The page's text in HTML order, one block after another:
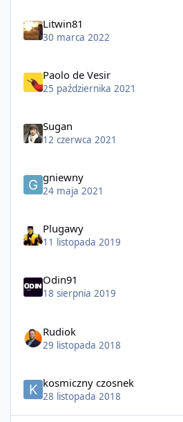
Litwin81
30 marca 2022
Paolo de Vesir
25 października 2021
Sugan
12 czerwca 2021
gniewny
24 maja 2021
Plugawy
11 listopada 2019
Odin91
18 sierpnia 2019
Rudiok
29 listopada 2018
kosmiczny czosnek
28 listopada 2018